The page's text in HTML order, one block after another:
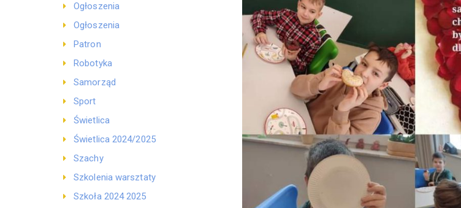
Ogłoszenia
Ogłoszenia
Patron
Robotyka
Samorząd
Sport
Świetlica
Świetlica 2024/2025
Szachy
Szkolenia warsztaty
Szkoła 2024 2025